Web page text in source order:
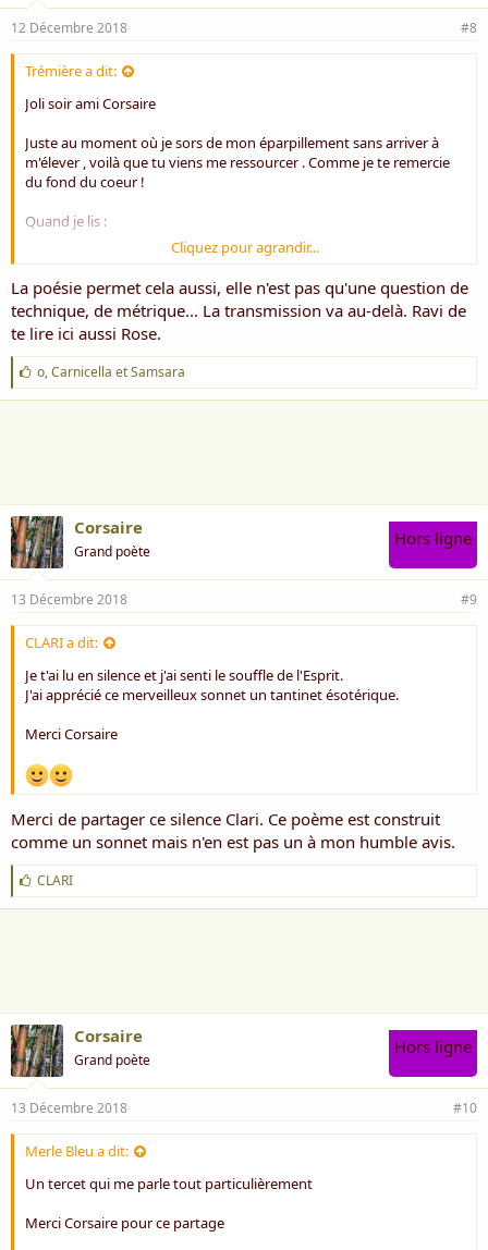
12 Décembre 2018 #8
Trémière a dit:
Joli soir ami Corsaire
Juste au moment où je sors de mon éparpillement sans arriver à
m'élever , voilà que tu viens me ressourcer . Comme je te remercie
du fond du coeur !
Quand je lis :
***
Rien ne sert de braver la colère des dieux
Il suﬃt de trouver l’accès à tous les cieux
Où voyage l’esprit vers d’autres ﬁrmaments
***
je me sens comme clarifiée par ces mots si aisés à comprendre . Et
puis je ne peux cacher mon émotion.
Cliquez pour agrandir...
La poésie permet cela aussi, elle n'est pas qu'une question de
technique, de métrique... La transmission va au-delà. Ravi de
te lire ici aussi Rose.
J
'
a
o,Carnicella etSamsara
Corsaire
Grand poète
Hors ligne
13 Décembre 2018 #9
CLARI a dit:
Je t'ai lu en silence et j'ai senti le souffle de l'Esprit.
J'ai apprécié ce merveilleux sonnet un tantinet ésotérique.
Merci Corsaire
Merci de partager ce silence Clari. Ce poème est construit
comme un sonnet mais n'en est pas un à mon humble avis.
J
'
a
CLARI
Corsaire
Grand poète
Hors ligne
13 Décembre 2018 #10
Merle Bleu a dit:
Un tercet qui me parle tout particulièrement
Merci Corsaire pour ce partage